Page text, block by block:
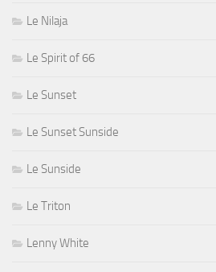
Le Nilaja
Le Spirit of 66
Le Sunset
Le Sunset Sunside
Le Sunside
Le Triton
Lenny White